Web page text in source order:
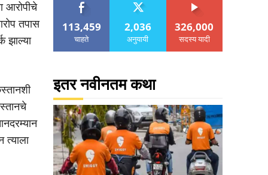
आरोपीचे
तपास
झाल्या
त्याला
113,459
चाहते
2,036
अनुयायी
326,000
सदस्य यादी
इतर नवीनतम कथा